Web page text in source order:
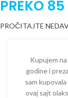
PREKO
PROČITAJTE
Kupujem
godine i
sam
ovaj sajt